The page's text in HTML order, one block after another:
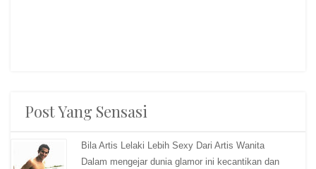
Post Yang Sensasi
Bila Artis Lelaki Lebih Sexy Dari Artis Wanita
Dalam mengejar dunia glamor ini kecantikan dan